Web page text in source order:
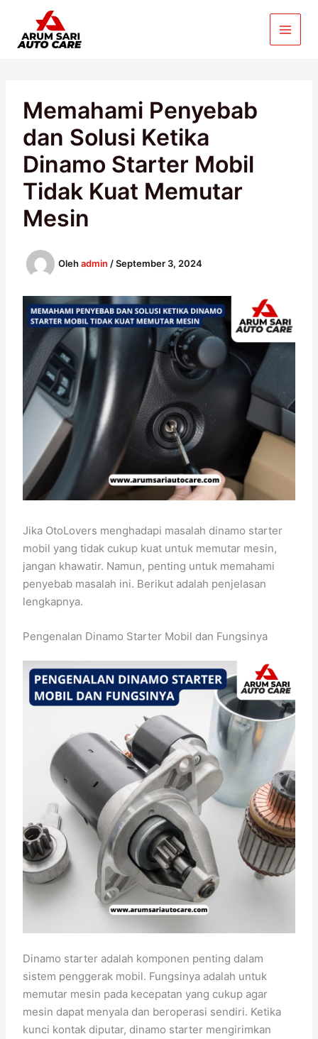
konten
Memahami Penyebab
dan Solusi Ketika
Dinamo Starter Mobil
Tidak Kuat Memutar
Mesin
Olehadmin /September 3, 2024
Jika OtoLovers menghadapi masalah dinamo starter
mobil yang tidak cukup kuat untuk memutar mesin,
jangan khawatir. Namun, penting untuk memahami
penyebab masalah ini. Berikut adalah penjelasan
lengkapnya.
Pengenalan Dinamo Starter Mobil dan Fungsinya
Dinamo starter adalah komponen penting dalam
sistem penggerak mobil. Fungsinya adalah untuk
memutar mesin pada kecepatan yang cukup agar
mesin dapat menyala dan beroperasi sendiri. Ketika
kunci kontak diputar, dinamo starter mengirimkan